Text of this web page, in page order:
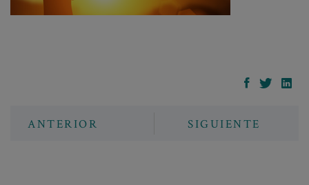
ANTERIOR SIGUIENTE